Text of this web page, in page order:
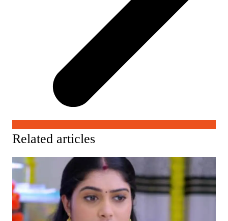
Related articles